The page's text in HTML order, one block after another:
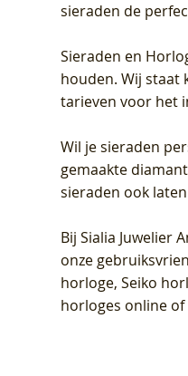
sieraden de
Sieraden en
houden. Wij staat
tarieven voor het
Wil je sieraden
gemaakte
sieraden ook
BijSialia Juwelier
onze
horloge, Seiko
horloges online of